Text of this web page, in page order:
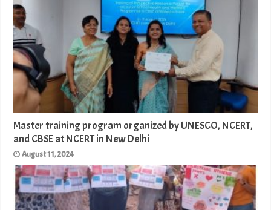
Master training program organized by UNESCO, NCERT,
and CBSE at NCERT in New Delhi
August 11, 2024